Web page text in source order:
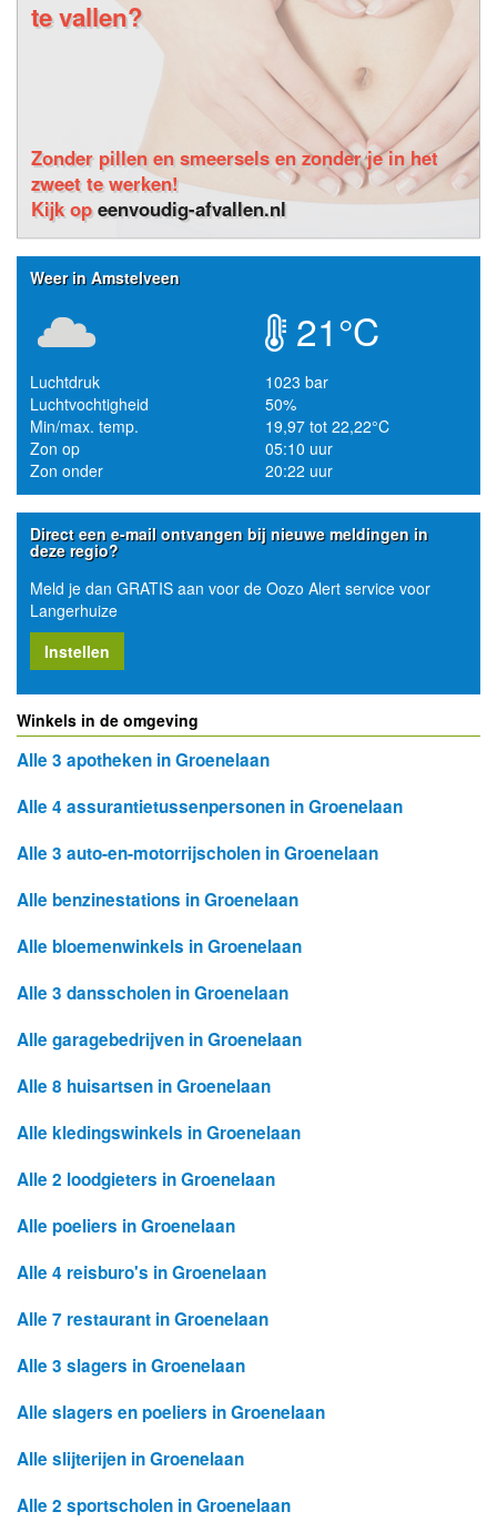
te vallen?
Zonder pillen en smeersels en zonder je in het
zweet te werken!
Kijk opeenvoudig-afvallen.nl
Weer in Amstelveen
21°C
Luchtdruk
1023 bar
Luchtvochtigheid
50%
Min/max. temp.
19,97 tot 22,22°C
Zon op
05:10 uur
Zon onder
20:22 uur
Direct een e-mail ontvangen bij nieuwe meldingen in
deze regio?
Meld je dan GRATIS aan voor de Oozo Alert service voor
Langerhuize
Instellen
Winkels in de omgeving
Alle 3 apotheken in Groenelaan
Alle 4 assurantietussenpersonen in Groenelaan
Alle 3 auto-en-motorrijscholen in Groenelaan
Alle benzinestations in Groenelaan
Alle bloemenwinkels in Groenelaan
Alle 3 dansscholen in Groenelaan
Alle garagebedrijven in Groenelaan
Alle 8 huisartsen in Groenelaan
Alle kledingswinkels in Groenelaan
Alle 2 loodgieters in Groenelaan
Alle poeliers in Groenelaan
Alle 4 reisburo's in Groenelaan
Alle 7 restaurant in Groenelaan
Alle 3 slagers in Groenelaan
Alle slagers en poeliers in Groenelaan
Alle slijterijen in Groenelaan
Alle 2 sportscholen in Groenelaan